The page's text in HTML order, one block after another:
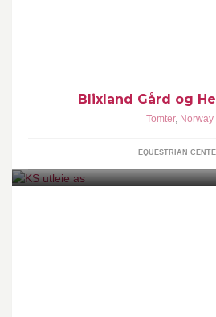
Blixland Gård og
Tomter, Norway
EQUESTRIAN